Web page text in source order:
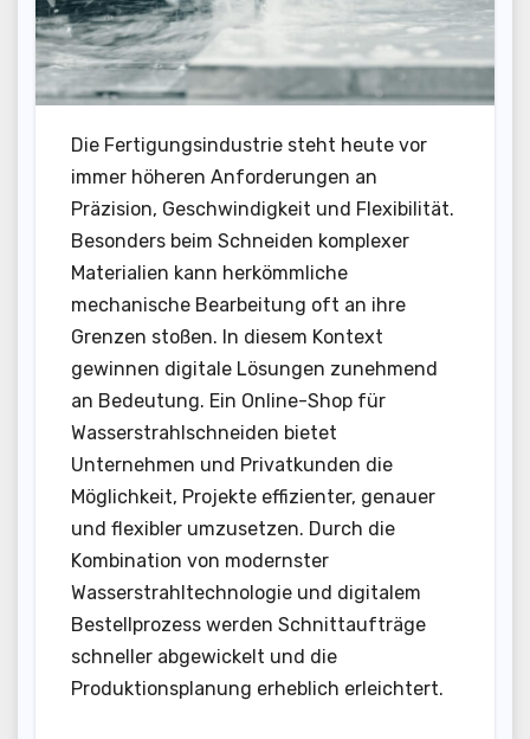
Die Fertigungsindustrie steht heute vor
immer höheren Anforderungen an
Präzision, Geschwindigkeit und Flexibilität.
Besonders beim Schneiden komplexer
Materialien kann herkömmliche
mechanische Bearbeitung oft an ihre
Grenzen stoßen. In diesem Kontext
gewinnen digitale Lösungen zunehmend
an Bedeutung. Ein Online-Shop für
Wasserstrahlschneiden bietet
Unternehmen und Privatkunden die
Möglichkeit, Projekte effizienter, genauer
und flexibler umzusetzen. Durch die
Kombination von modernster
Wasserstrahltechnologie und digitalem
Bestellprozess werden Schnittaufträge
schneller abgewickelt und die
Produktionsplanung erheblich erleichtert.